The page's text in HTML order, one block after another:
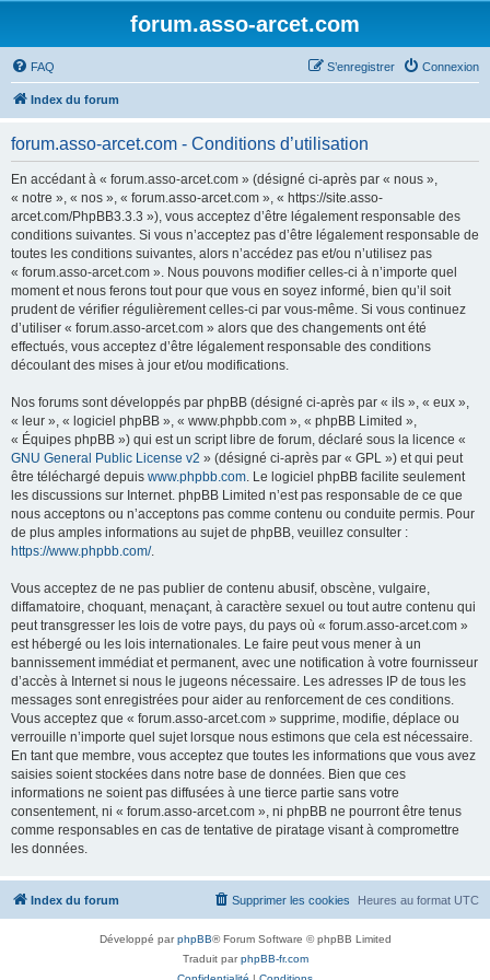
forum.asso-arcet.com
FAQ Connexion
S’enregistrer
Index du forum
forum.asso-arcet.com - Conditions d’utilisation
En accédant à « forum.asso-arcet.com » (désigné ci-après par « nous »,
« notre », « nos », « forum.asso-arcet.com », « https://site.asso-
arcet.com/PhpBB3.3.3 »), vous acceptez d’être légalement responsable des
conditions suivantes. Si vous n’acceptez pas d’être légalement responsable de
toutes les conditions suivantes, alors n’accédez pas et/ou n’utilisez pas
« forum.asso-arcet.com ». Nous pouvons modifier celles-ci à n’importe quel
moment et nous ferons tout pour que vous en soyez informé, bien qu’il soit
prudent de vérifier régulièrement celles-ci par vous-même. Si vous continuez
d’utiliser « forum.asso-arcet.com » alors que des changements ont été
effectués, vous acceptez d’être légalement responsable des conditions
découlant des mises à jour et/ou modifications.
Nos forums sont développés par phpBB (désigné ci-après par « ils », « eux »,
« leur », « logiciel phpBB », « www.phpbb.com », « phpBB Limited »,
« Équipes phpBB ») qui est un script libre de forum, déclaré sous la licence «
GNU General Public License v2 » (désigné ci-après par « GPL ») et qui peut
être téléchargé depuis www.phpbb.com. Le logiciel phpBB facilite seulement
les discussions sur Internet. phpBB Limited n’est pas responsable de ce que
nous acceptons ou n’acceptons pas comme contenu ou conduite permis. Pour
de plus amples informations au sujet de phpBB, veuillez consulter :
https://www.phpbb.com/.
Vous acceptez de ne pas publier de contenu abusif, obscène, vulgaire,
diffamatoire, choquant, menaçant, à caractère sexuel ou tout autre contenu qui
peut transgresser les lois de votre pays, du pays où « forum.asso-arcet.com »
est hébergé ou les lois internationales. Le faire peut vous mener à un
bannissement immédiat et permanent, avec une notification à votre fournisseur
d’accès à Internet si nous le jugeons nécessaire. Les adresses IP de tous les
messages sont enregistrées pour aider au renforcement de ces conditions.
Vous acceptez que « forum.asso-arcet.com » supprime, modifie, déplace ou
verrouille n’importe quel sujet lorsque nous estimons que cela est nécessaire.
En tant que membre, vous acceptez que toutes les informations que vous avez
saisies soient stockées dans notre base de données. Bien que ces
informations ne soient pas diffusées à une tierce partie sans votre
consentement, ni « forum.asso-arcet.com », ni phpBB ne pourront être tenus
comme responsables en cas de tentative de piratage visant à compromettre
les données.
Index du forum Heures au format UTC
Supprimer les cookies
Développé parphpBB® Forum Software © phpBB Limited
Traduit parphpBB-fr.com